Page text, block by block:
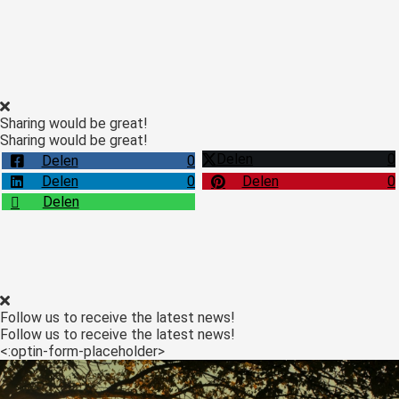
Sharing would be great!
Sharing would be great!
Delen
0 Delen
0
Delen
0 Delen
0
Delen
Follow us to receive the latest news!
Follow us to receive the latest news!
<:optin-form-placeholder>
over
van
om
te
Ze
gebruikt